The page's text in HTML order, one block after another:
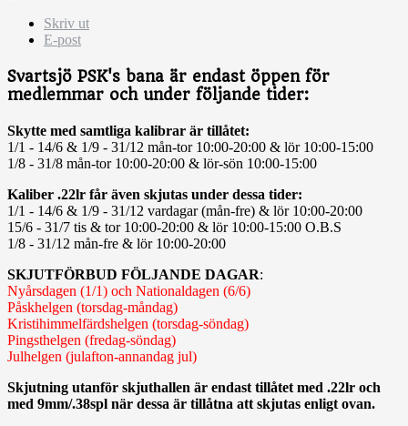
Skriv ut
E-post
Svartsjö PSK's bana är endast öppen för
medlemmar och under följande tider:
Skytte med samtliga kalibrar är tillåtet:
1/1 - 14/6 & 1/9 - 31/12 mån-tor 10:00-20:00 & lör 10:00-15:00
1/8 - 31/8 mån-tor 10:00-20:00 & lör-sön 10:00-15:00
Kaliber .22lr får även skjutas under dessa tider:
1/1 - 14/6 & 1/9 - 31/12 vardagar (mån-fre) & lör 10:00-20:00
15/6 - 31/7 tis & tor 10:00-20:00 & lör 10:00-15:00 O.B.S
1/8 - 31/12 mån-fre & lör 10:00-20:00
SKJUTFÖRBUD FÖLJANDE DAGAR:
Nyårsdagen (1/1) och Nationaldagen (6/6)
Påskhelgen (torsdag-måndag)
Kristihimmelfärdshelgen (torsdag-söndag)
Pingsthelgen (fredag-söndag)
Julhelgen (julafton-annandag jul)
Skjutning utanför skjuthallen är endast tillåtet med .22lr och
med 9mm/.38spl när dessa är tillåtna att skjutas enligt ovan.